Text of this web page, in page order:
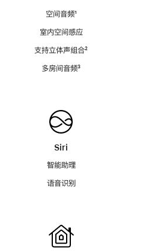
空间音频脚
¹
室内空间感应
支持立体声组合脚
²
多房间音频脚
³
Siri
智能助理
语音识别